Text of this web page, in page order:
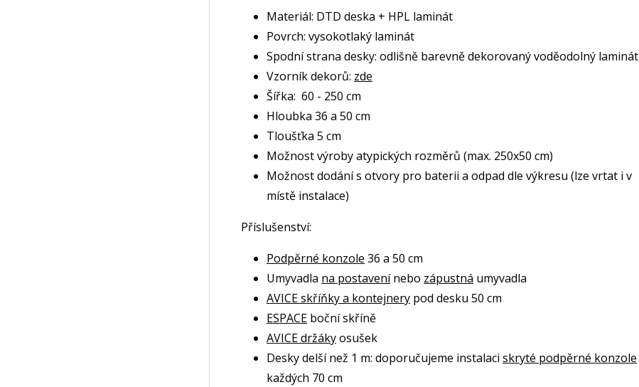
Materiál: DTD deska + HPL laminát
Povrch: vysokotlaký laminát
Spodní strana desky: odlišně barevně dekorovaný voděodolný laminát
Vzorník dekorů: zde
Šířka: 60 - 250 cm
Hloubka 36 a 50 cm
Tloušťka 5 cm
Možnost výroby atypických rozměrů (max. 250x50 cm)
Možnost dodání s otvory pro baterii a odpad dle výkresu (lze vrtat i v
místě instalace)
Příslušenství:
Podpěrné konzole 36 a 50 cm
Umyvadla na postavenínebo zápustná umyvadla
AVICE skříňky a kontejnery pod desku 50 cm
ESPACE boční skříně
AVICE držákyosušek
Desky delší než 1 m: doporučujeme instalaci skryté podpěrné konzole
každých 70 cm